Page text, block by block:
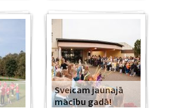
Sveicam jaunajā
mācību gadā!